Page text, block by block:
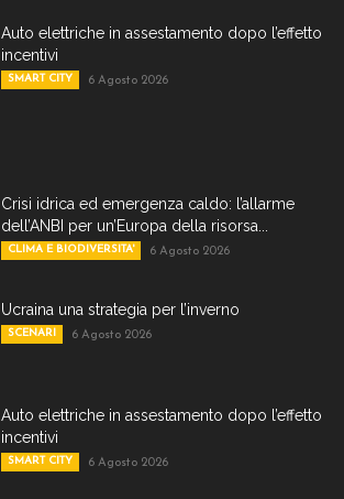
Auto elettriche in assestamento dopo l’effetto
incentivi
SMART CITY 6 Agosto 2026
Crisi idrica ed emergenza caldo: l’allarme
dell’ANBI per un’Europa della risorsa...
CLIMA E BIODIVERSITA' 6 Agosto 2026
Ucraina una strategia per l’inverno
SCENARI 6 Agosto 2026
Auto elettriche in assestamento dopo l’effetto
incentivi
SMART CITY 6 Agosto 2026